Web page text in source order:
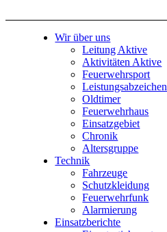
Wir über uns
Leitung Aktive
Aktivitäten Aktive
Feuerwehrsport
Leistungsabzeichen
Oldtimer
Feuerwehrhaus
Einsatzgebiet
Chronik
Altersgruppe
Technik
Fahrzeuge
Schutzkleidung
Feuerwehrfunk
Alarmierung
Einsatzberichte